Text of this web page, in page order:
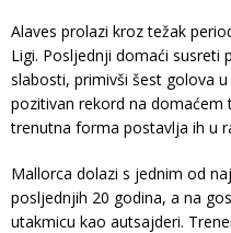
Alaves prolazi kroz težak
Ligi. Posljednji domaći susreti
slabosti, primivši šest golova
pozitivan rekord na domaćem
trenutna forma postavlja ih u
Mallorca dolazi s jednim od
posljednjih 20 godina, a na
utakmicu kao autsajderi.